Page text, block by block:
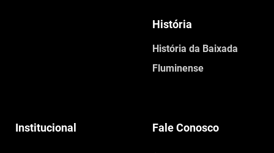
História
História da Baixada
Fluminense
Institucional Fale Conosco